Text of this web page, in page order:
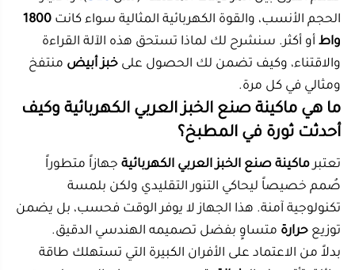
والاقتناء، وكيف تضمن لك الحصول على
خبز أبيض منتفخ
ومثالي في كل مرة.
ما هي ماكينة صنع الخبز العربي الكهربائية وكيف
أحدثت ثورة في المطبخ؟
تعتبرماكينة صنع الخبز العربي الكهربائية جهازاً متطوراً
صُمم خصيصاً ليحاكي التنور التقليدي ولكن بلمسة
تكنولوجية آمنة. هذا الجهاز لا يوفر الوقت فحسب، بل يضمن
توزيعحرارةمتساوٍ بفضل تصميمه الهندسي الدقيق.
بدلاً من الاعتماد على الأفران الكبيرة التي تستهلك طاقة
هائلة، تأتي هذه الـ خبازة بتصميم مدمج وفعال. هي ليست
مجرد أداة لتسخين العجين، بل هي محطة
طهيمتكاملة
تمنحك التحكم الكامل في نضج الرغيف. إن وجود
الخبز العربي الكهربائيةفي مطبخك يعني أنك لست بحاجة